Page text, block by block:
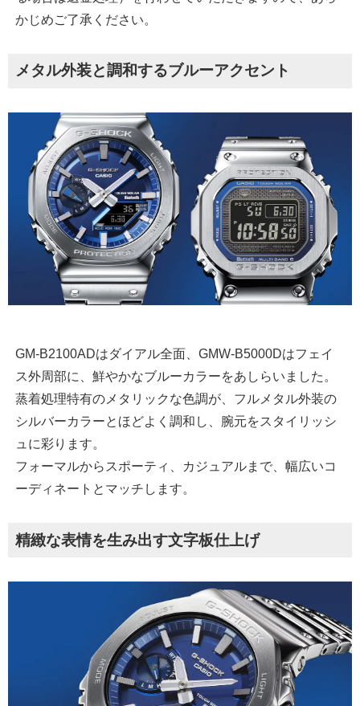
かじめご了承ください。
メタル外装と調和するブルーアクセント
GM-B2100ADはダイアル全面、GMW-B5000Dはフェイ
ス外周部に、鮮やかなブルーカラーをあしらいました。
蒸着処理特有のメタリックな色調が、フルメタル外装の
シルバーカラーとほどよく調和し、腕元をスタイリッシ
ュに彩ります。
フォーマルからスポーティ、カジュアルまで、幅広いコ
ーディネートとマッチします。
精緻な表情を生み出す文字板仕上げ